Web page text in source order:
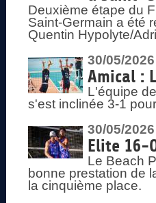
Deuxième étape du
Saint-Germain a été
Quentin Hypolyte/
30/05/2026
Amical :
L'équipe
s'est inclinée 3-1
30/05/2026
Elite 16-
Le Beach
bonne prestation de
la cinquième place.